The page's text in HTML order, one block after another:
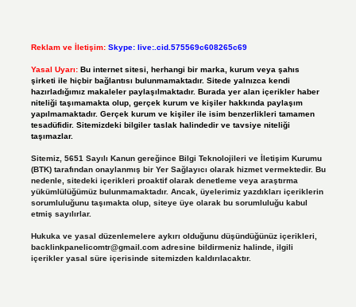
Reklam ve İletişim: Skype: live:.cid.575569c608265c69
Yasal Uyarı: Bu internet sitesi, herhangi bir marka, kurum veya şahıs
şirketi ile hiçbir bağlantısı bulunmamaktadır. Sitede yalnızca kendi
hazırladığımız makaleler paylaşılmaktadır. Burada yer alan içerikler haber
niteliği taşımamakta olup, gerçek kurum ve kişiler hakkında paylaşım
yapılmamaktadır. Gerçek kurum ve kişiler ile isim benzerlikleri tamamen
tesadüfidir. Sitemizdeki bilgiler taslak halindedir ve tavsiye niteliği
taşımazlar.
Sitemiz, 5651 Sayılı Kanun gereğince Bilgi Teknolojileri ve İletişim Kurumu
(BTK) tarafından onaylanmış bir Yer Sağlayıcı olarak hizmet vermektedir. Bu
nedenle, sitedeki içerikleri proaktif olarak denetleme veya araştırma
yükümlülüğümüz bulunmamaktadır. Ancak, üyelerimiz yazdıkları içeriklerin
sorumluluğunu taşımakta olup, siteye üye olarak bu sorumluluğu kabul
etmiş sayılırlar.
Hukuka ve yasal düzenlemelere aykırı olduğunu düşündüğünüz içerikleri,
backlinkpanelicomtr@gmail.comadresine bildirmeniz halinde, ilgili
içerikler yasal süre içerisinde sitemizden kaldırılacaktır.